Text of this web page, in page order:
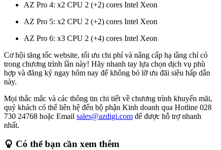
AZ Pro 4: x2 CPU 2 (+2) cores Intel Xeon
AZ Pro 5: x2 CPU 2 (+2) cores Intel Xeon
AZ Pro 6: x3 CPU 2 (+4) cores Intel Xeon
Cơ hội tăng tốc website, tối ưu chi phí và nâng cấp hạ tầng chỉ có
trong chương trình lần này! Hãy nhanh tay lựa chọn dịch vụ phù
hợp và đăng ký ngay hôm nay để không bỏ lỡ ưu đãi siêu hấp dẫn
này.
Mọi thắc mắc và các thông tin chi tiết về chương trình khuyến mãi,
quý khách có thể liên hệ đến bộ phận Kinh doanh qua Hotline 028
730 24768 hoặc Email sales@azdigi.com để được hỗ trợ nhanh
nhất.
Có thể bạn cần xem thêm